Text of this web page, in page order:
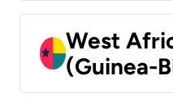
West
(Guinea-